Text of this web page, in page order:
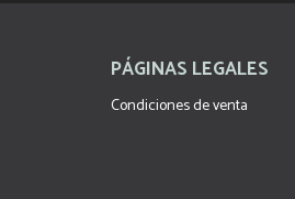
PÁGINAS LEGALES
Condiciones de venta